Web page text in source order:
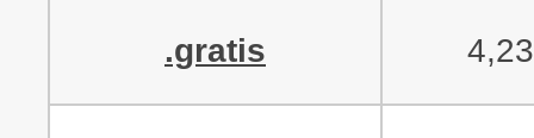
.gratis